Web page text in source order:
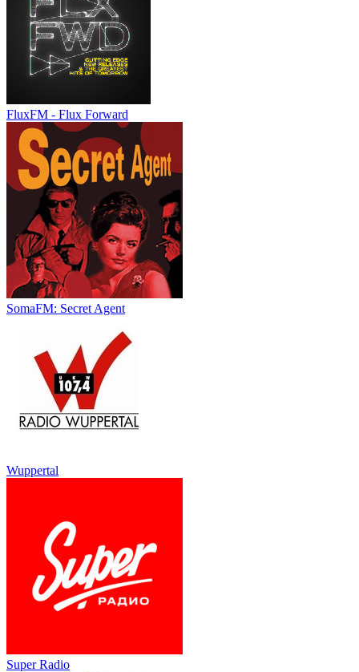
FluxFM - Flux Forward
SomaFM: Secret Agent
Wuppertal
Super Radio